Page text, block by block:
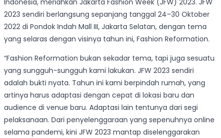
Indonesia, meriahkan Jakarta Fashion Week (JFW) 2023. JFW
2023 sendiri berlangsung sepanjang tanggal 24–30 Oktober
2022 di Pondok Indah Mall III, Jakarta Selatan, dengan tema
yang selaras dengan visinya tahun ini, Fashion Reformation.
“Fashion Reformation bukan sekadar tema, tapi juga sesuatu
yang sungguh-sungguh kami lakukan. JFW 2023 sendiri
adalah bukti nyata. Tahun ini kami berpindah rumah, yang
artinya harus adaptasi dengan cepat di lokasi baru dan
audience di venue baru. Adaptasi lain tentunya dari segi
pelaksanaan. Dari penyelenggaraan yang sepenuhnya online
selama pandemi, kini JFW 2023 mantap diselenggarakan